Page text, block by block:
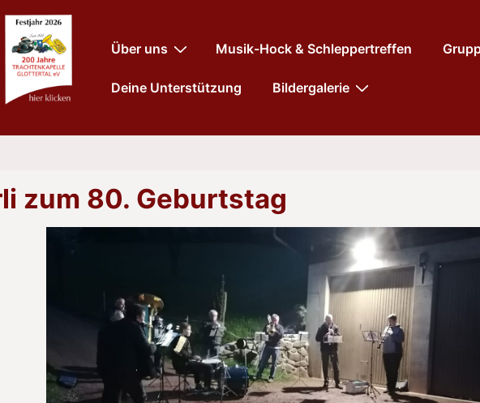
Hauptnavigation
Über uns Musik-Hock & Schleppertreffen
Deine Unterstützung Bildergalerie
zum 80. Geburtstag